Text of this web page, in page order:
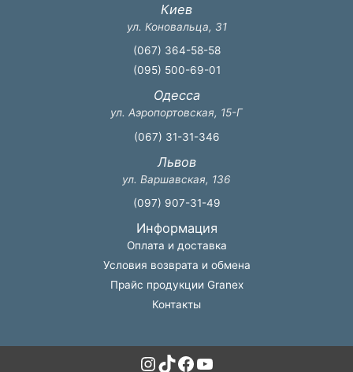
Киев
ул. Коновальца, 31
(067) 364-58-58
(095) 500-69-01
Одесса
ул. Аэропортовская, 15-Г
(067) 31-31-346
Львов
ул. Варшавская, 136
(097) 907-31-49
Информация
Оплата и доставка
Условия возврата и обмена
Прайс продукции Granex
Контакты
Instagram
TikTok
Facebook
YouTube